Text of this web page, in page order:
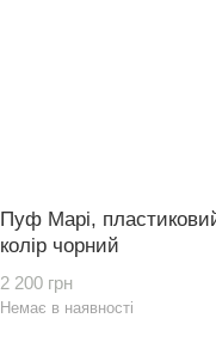
Пуф Марі,
колір чорний
2 200 грн
Немає в наявності